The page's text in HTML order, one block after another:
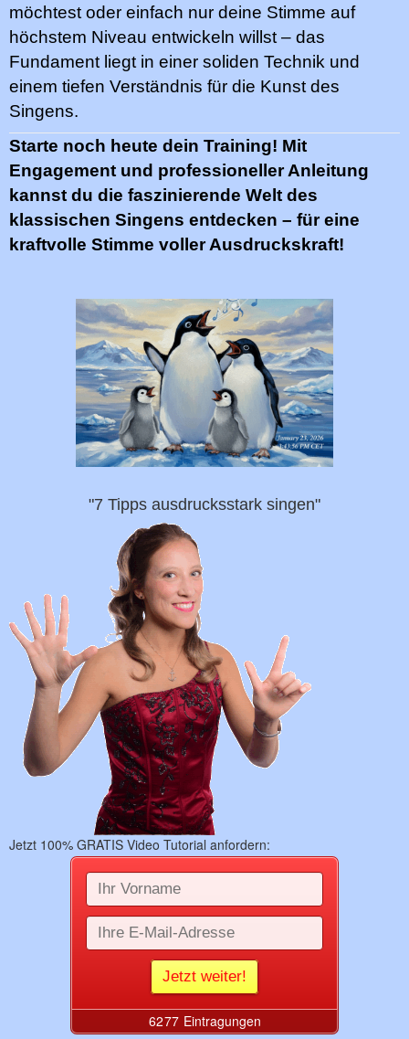
möchtest oder einfach nur deine Stimme auf
höchstem Niveau entwickeln willst – das
Fundament liegt in einer soliden Technik und
einem tiefen Verständnis für die Kunst des
Singens.
Starte noch heute dein Training! Mit
Engagement und professioneller Anleitung
kannst du die faszinierende Welt des
klassischen Singens entdecken – für eine
kraftvolle Stimme voller Ausdruckskraft!
"7 Tipps ausdrucksstark singen"
Jetzt 100% GRATIS Video Tutorial anfordern: